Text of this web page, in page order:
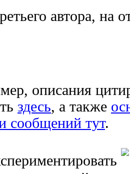
автора, на
описания
здесь, а также
сообщений тут.